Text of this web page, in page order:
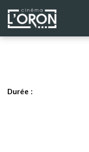
Durée :